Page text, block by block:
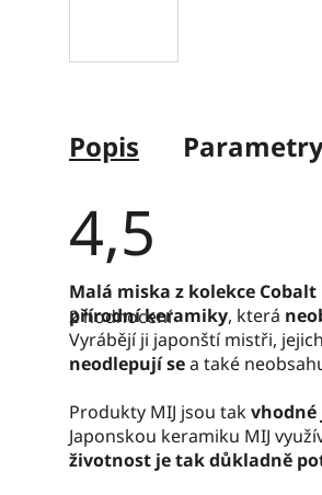
Popis
4,5
Průměrné
hodnocení
produktu
je
4,5
z
hvězdiček.
2 hodnocení
Malá miska z kolekce Cobalt
přírodní keramiky, která
Vyrábějí ji japonští mistři,
neodlepují sea také
Produkty MIJ jsou takvhodné
Japonskou keramiku MIJ
životnost je tak důkladně